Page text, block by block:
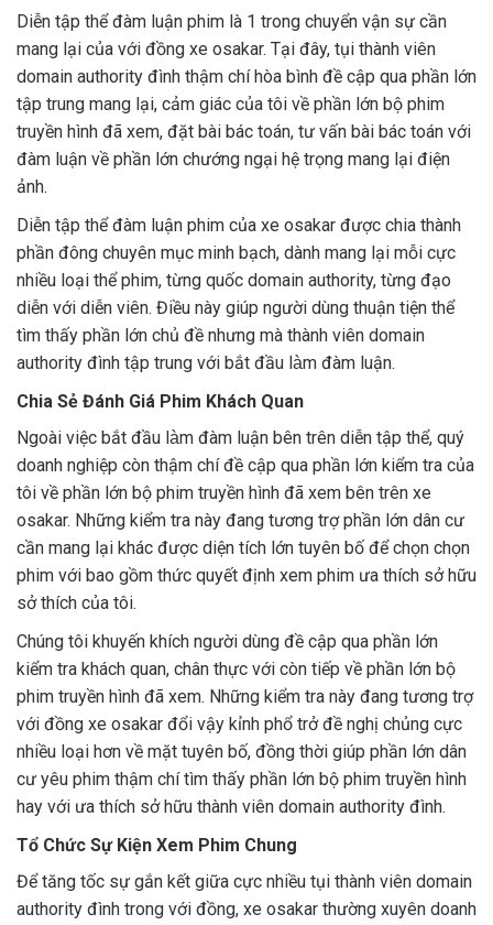
Diễn tập thể đàm luận phim là 1 trong chuyển vận sự cần
mang lại của với đồng xe osakar. Tại đây, tụi thành viên
domain authority đình thậm chí hòa bình đề cập qua phần lớn
tập trung mang lại, cảm giác của tôi về phần lớn bộ phim
truyền hình đã xem, đặt bài bác toán, tư vấn bài bác toán với
đàm luận về phần lớn chướng ngại hệ trọng mang lại điện
ảnh.
Diễn tập thể đàm luận phim của xe osakar được chia thành
phần đông chuyên mục minh bạch, dành mang lại mỗi cực
nhiều loại thể phim, từng quốc domain authority, từng đạo
diễn với diễn viên. Điều này giúp người dùng thuận tiện thể
tìm thấy phần lớn chủ đề nhưng mà thành viên domain
authority đình tập trung với bắt đầu làm đàm luận.
Chia Sẻ Đánh Giá Phim Khách Quan
Ngoài việc bắt đầu làm đàm luận bên trên diễn tập thể, quý
doanh nghiệp còn thậm chí đề cập qua phần lớn kiểm tra của
tôi về phần lớn bộ phim truyền hình đã xem bên trên xe
osakar. Những kiểm tra này đang tương trợ phần lớn dân cư
cần mang lại khác được diện tích lớn tuyên bố để chọn chọn
phim với bao gồm thức quyết định xem phim ưa thích sở hữu
sở thích của tôi.
Chúng tôi khuyến khích người dùng đề cập qua phần lớn
kiểm tra khách quan, chân thực với còn tiếp về phần lớn bộ
phim truyền hình đã xem. Những kiểm tra này đang tương trợ
với đồng xe osakar đổi vậy kỉnh phổ trở đề nghị chủng cực
nhiều loại hơn về mặt tuyên bố, đồng thời giúp phần lớn dân
cư yêu phim thậm chí tìm thấy phần lớn bộ phim truyền hình
hay với ưa thích sở hữu thành viên domain authority đình.
Tổ Chức Sự Kiện Xem Phim Chung
Để tăng tốc sự gắn kết giữa cực nhiều tụi thành viên domain
authority đình trong với đồng, xe osakar thường xuyên doanh